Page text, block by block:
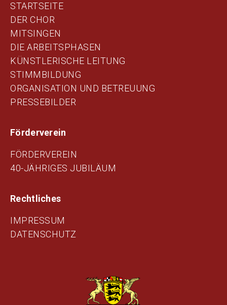
STARTSEITE
DER CHOR
MITSINGEN
DIE ARBEITSPHASEN
KÜNSTLERISCHE LEITUNG
STIMMBILDUNG
ORGANISATION UND BETREUUNG
PRESSEBILDER
Förderverein
FÖRDERVEREIN
40-JÄHRIGES JUBILÄUM
Rechtliches
IMPRESSUM
DATENSCHUTZ